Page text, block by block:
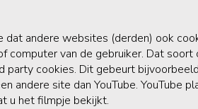
andere websites (derden) ook
computer van de gebruiker. Dat soort
party cookies. Dit gebeurt
andere site dan YouTube. YouTube
u het filmpje bekijkt.